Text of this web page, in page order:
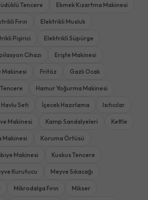
Tencere Ekmek Kızartma Makinesi
Fırın Elektrikli Musluk
Pişirici Elektrikli Süpürge
Cihazı Erişte Makinesi
Makinesi Fritöz Gazlı Ocak
Hamur Yoğurma Makinesi
Havlu Seti İçecek Hazırlama Isıtıcılar
Makinesi Kamp Sandalyeleri Kettle
Makinesi Koruma Örtüsü
Makinesi Kuskus Tencere
Kurutucu Meyve Sıkacağı
Mikrodalga Fırın Mikser